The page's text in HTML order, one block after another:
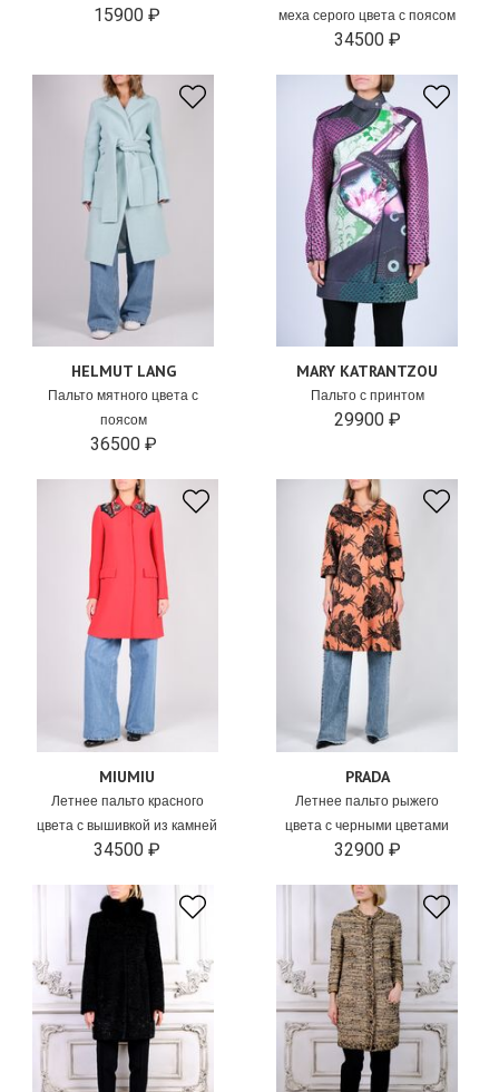
15900 ₽
меха серого цвета с поясом
34500 ₽
HELMUT LANG
Пальто мятного цвета с
поясом
36500 ₽
MARY KATRANTZOU
Пальто с принтом
29900 ₽
MIUMIU
Летнее пальто красного
цвета с вышивкой из камней
34500 ₽
PRADA
Летнее пальто рыжего
цвета с черными цветами
32900 ₽